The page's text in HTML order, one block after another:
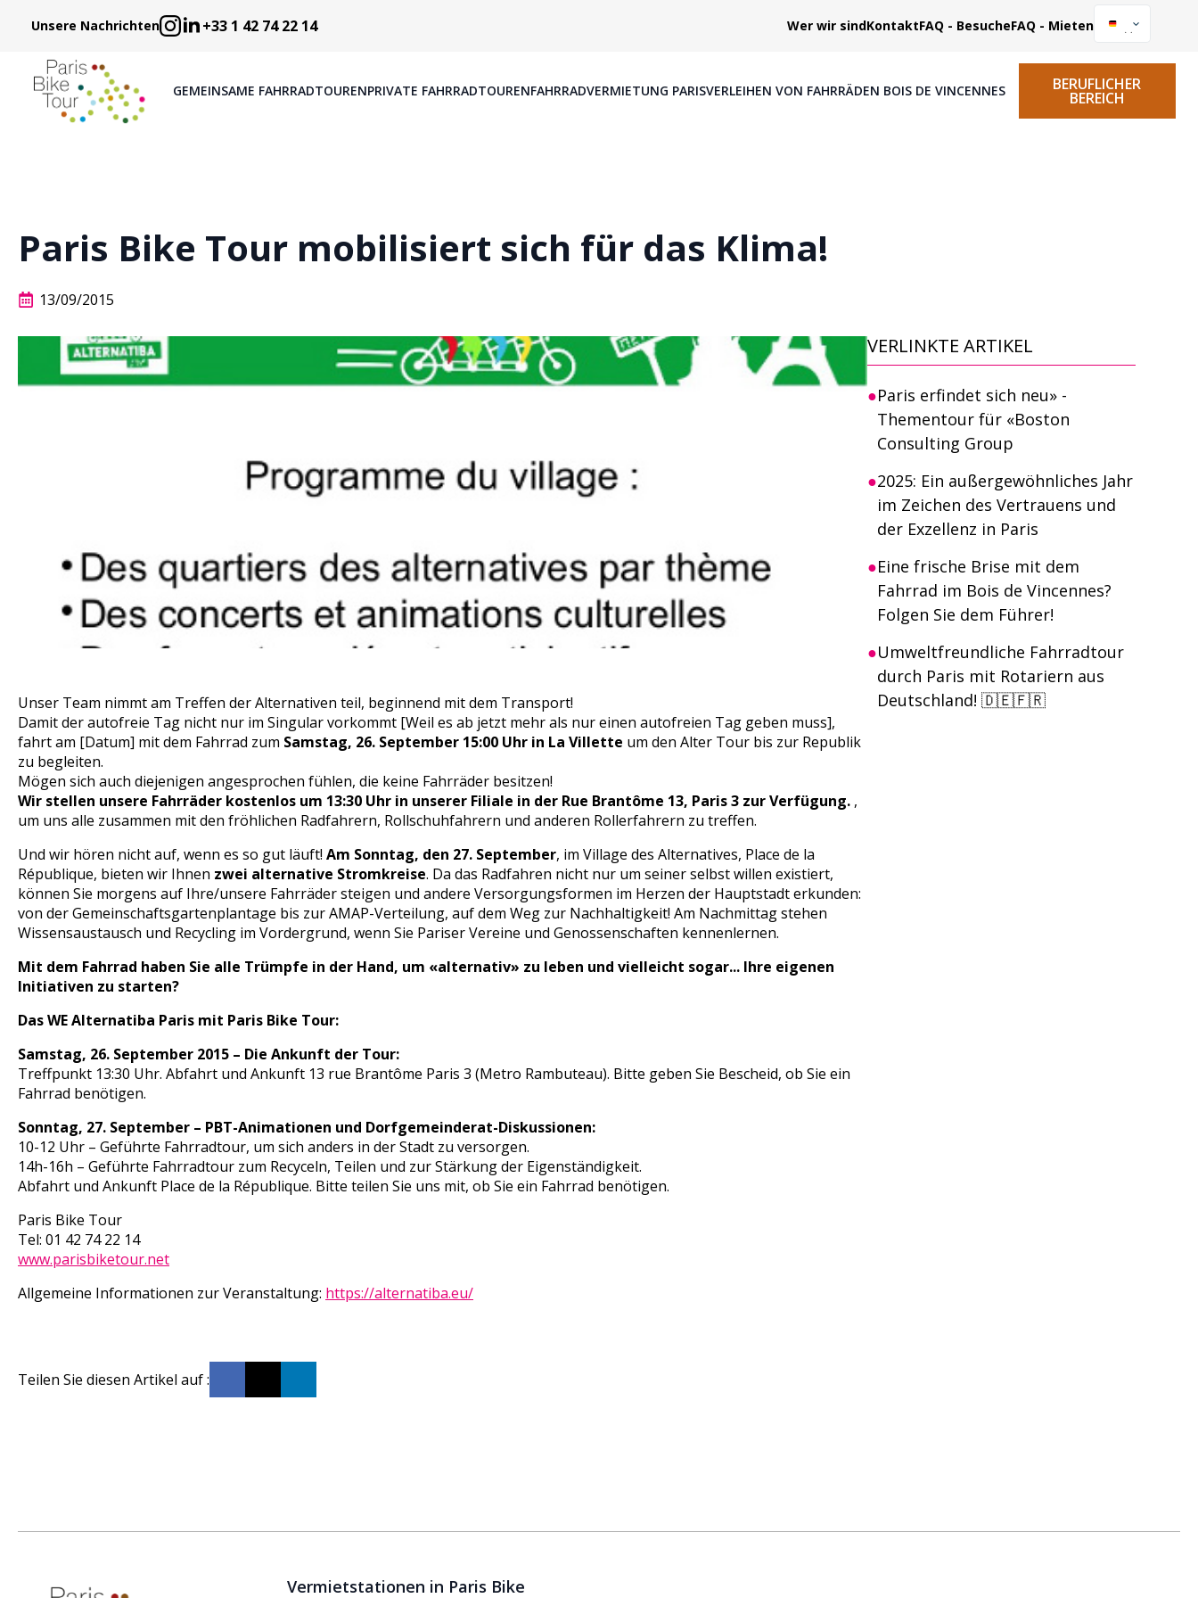
Unsere Nachrichten +33 1 42 74 22 14 Wer wir sindKontaktFAQ - BesucheFAQ - Mieten
GEMEINSAME FAHRRADTOURENPRIVATE FAHRRADTOURENFAHRRADVERMIETUNG PARISVERLEIHEN VON FAHRRÄDEN BOIS DE VINCENNES BERUFLICHER
BEREICH
Paris Bike Tour mobilisiert sich für das Klima!
13/09/2015
Unser Team nimmt am Treffen der Alternativen teil, beginnend mit dem Transport!
Damit der autofreie Tag nicht nur im Singular vorkommt [Weil es ab jetzt mehr als nur einen autofreien Tag geben muss],
fahrt am [Datum] mit dem Fahrrad zum Samstag, 26. September 15:00 Uhr in La Villette um den Alter Tour bis zur Republik
zu begleiten.
Mögen sich auch diejenigen angesprochen fühlen, die keine Fahrräder besitzen!
Wir stellen unsere Fahrräder kostenlos um 13:30 Uhr in unserer Filiale in der Rue Brantôme 13, Paris 3 zur Verfügung. ,
um uns alle zusammen mit den fröhlichen Radfahrern, Rollschuhfahrern und anderen Rollerfahrern zu treffen.
Und wir hören nicht auf, wenn es so gut läuft! Am Sonntag, den 27. September, im Village des Alternatives, Place de la
République, bieten wir Ihnen zwei alternative Stromkreise. Da das Radfahren nicht nur um seiner selbst willen existiert,
können Sie morgens auf Ihre/unsere Fahrräder steigen und andere Versorgungsformen im Herzen der Hauptstadt erkunden:
von der Gemeinschaftsgartenplantage bis zur AMAP-Verteilung, auf dem Weg zur Nachhaltigkeit! Am Nachmittag stehen
Wissensaustausch und Recycling im Vordergrund, wenn Sie Pariser Vereine und Genossenschaften kennenlernen.
Mit dem Fahrrad haben Sie alle Trümpfe in der Hand, um «alternativ» zu leben und vielleicht sogar... Ihre eigenen
Initiativen zu starten?
Das WE Alternatiba Paris mit Paris Bike Tour:
Samstag, 26. September 2015 – Die Ankunft der Tour:
Treffpunkt 13:30 Uhr. Abfahrt und Ankunft 13 rue Brantôme Paris 3 (Metro Rambuteau). Bitte geben Sie Bescheid, ob Sie ein
Fahrrad benötigen.
Sonntag, 27. September – PBT-Animationen und Dorfgemeinderat-Diskussionen:
10-12 Uhr – Geführte Fahrradtour, um sich anders in der Stadt zu versorgen.
14h-16h – Geführte Fahrradtour zum Recyceln, Teilen und zur Stärkung der Eigenständigkeit.
Abfahrt und Ankunft Place de la République. Bitte teilen Sie uns mit, ob Sie ein Fahrrad benötigen.
Paris Bike Tour
Tel: 01 42 74 22 14
www.parisbiketour.net
Allgemeine Informationen zur Veranstaltung: https://alternatiba.eu/
Teilen Sie diesen Artikel auf :
VERLINKTE ARTIKEL
Paris erfindet sich neu» -
Thementour für «Boston
Consulting Group
2025: Ein außergewöhnliches Jahr
im Zeichen des Vertrauens und
der Exzellenz in Paris
Eine frische Brise mit dem
Fahrrad im Bois de Vincennes?
Folgen Sie dem Führer!
Umweltfreundliche Fahrradtour
durch Paris mit Rotariern aus
Deutschland! 🇩🇪🇫🇷
Vermietstationen in Paris Bike